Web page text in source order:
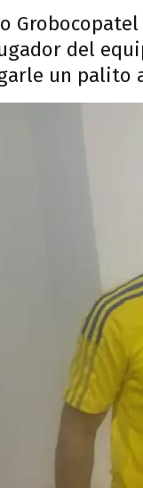
del
un palito